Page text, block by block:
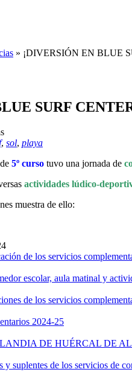
» ¡DIVERSIÓN EN BLUE
SURF
, sol, playa
5º curso tuvo una jornada de
actividades lúdico-
muestra de ello:
de los servicios
escolar, aula matinal y
de los servicios
2024-25
DE HUÉRCAL DE
suplentes de los servicios de